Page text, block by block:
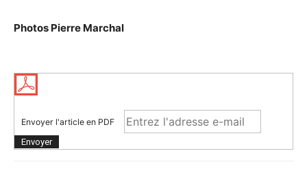
Photos Pierre Marchal
Envoyer l'article en PDF